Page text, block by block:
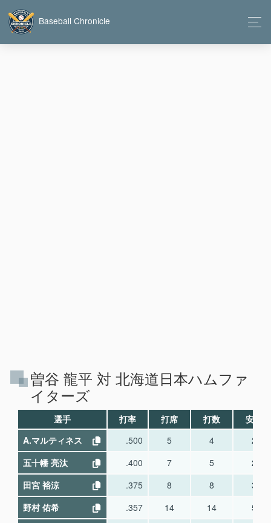
Baseball Chronicle
曽谷 龍平 対 北海道日本ハムファ
イターズ
選手 打率 打席 打数
安打
A.マルティネス
.500 5 4
2
五十幡 亮汰
.400 7 5
2
田宮 裕涼
.375 8 8
3
野村 佑希
.357 14 14
5